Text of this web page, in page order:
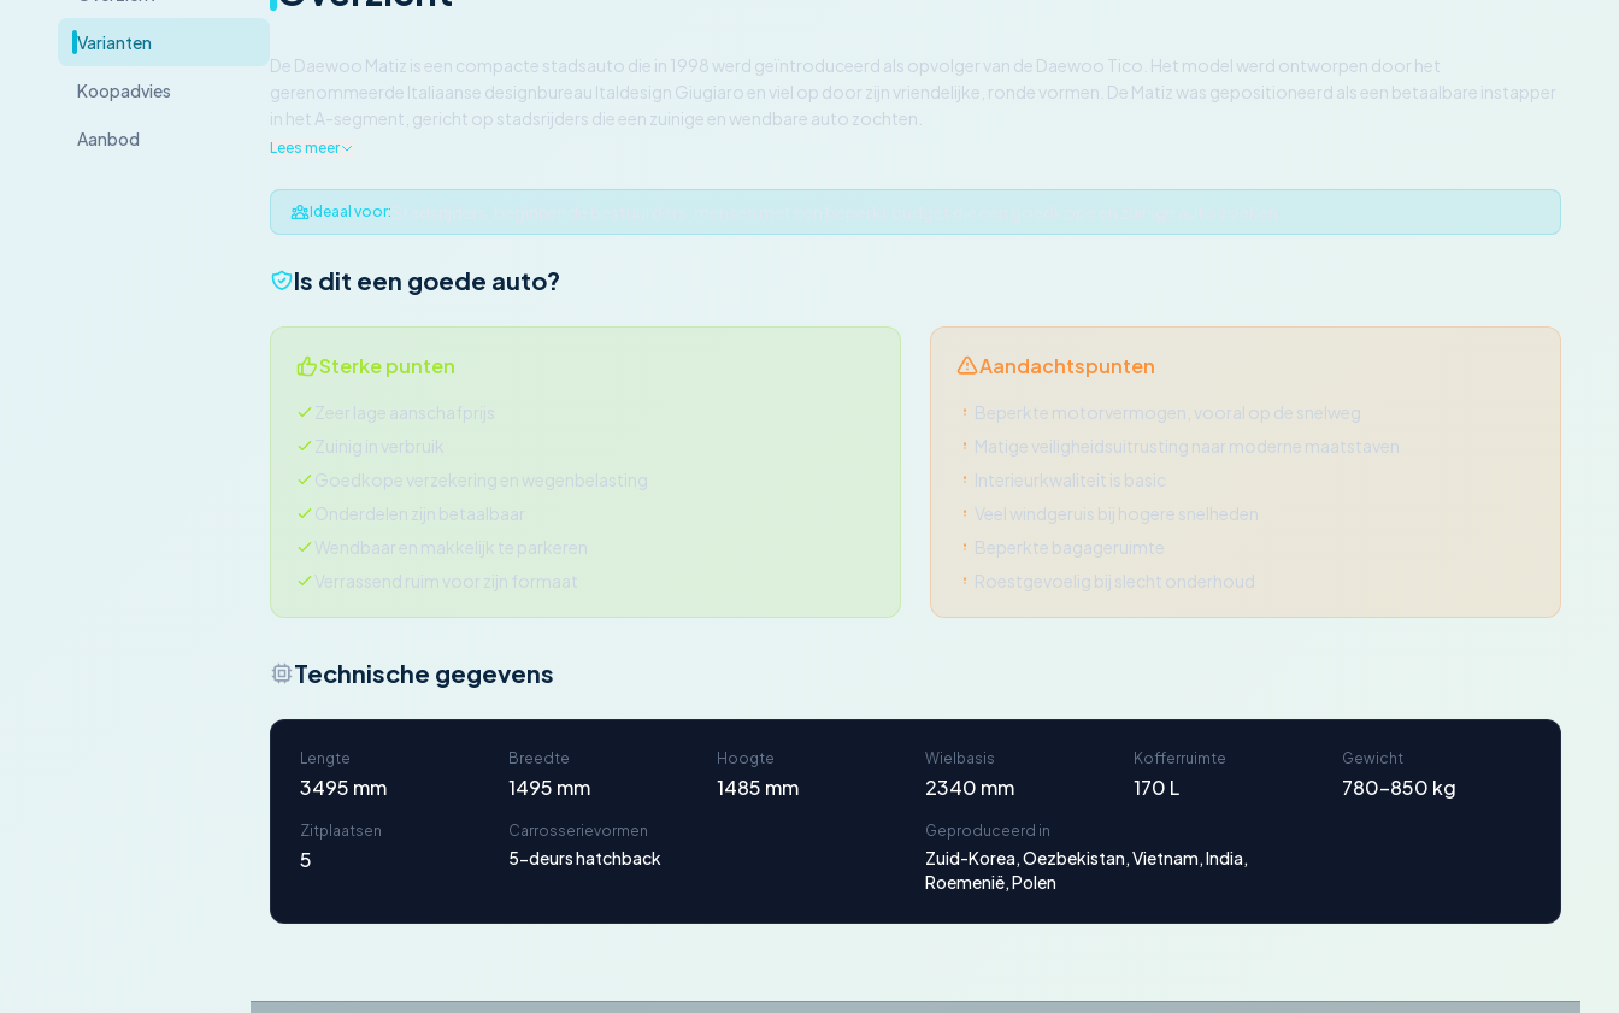
Varianten
Koopadvies
Aanbod
De Daewoo Matiz is een compacte stadsauto die in 1998 werd geïntroduceerd als opvolger van de Daewoo Tico. Het model werd ontworpen door het
gerenommeerde Italiaanse designbureau Italdesign Giugiaro en viel op door zijn vriendelijke, ronde vormen. De Matiz was gepositioneerd als een betaalbare instapper
in het A-segment, gericht op stadsrijders die een zuinige en wendbare auto zochten.
Lees meer
Ideaal voor:
Is dit een goede auto?
Sterke punten
Zeer lage aanschafprijs
Zuinig in verbruik
Goedkope verzekering en wegenbelasting
Onderdelen zijn betaalbaar
Wendbaar en makkelijk te parkeren
Verrassend ruim voor zijn formaat
Aandachtspunten
Beperkte motorvermogen, vooral op de snelweg
Matige veiligheidsuitrusting naar moderne maatstaven
Interieurkwaliteit is basic
Veel windgeruis bij hogere snelheden
Beperkte bagageruimte
Roestgevoelig bij slecht onderhoud
Technische gegevens
Lengte
3495 mm
Breedte
1495 mm
Hoogte
1485 mm
Wielbasis
2340 mm
Kofferruimte
170 L
Gewicht
780-850 kg
Zitplaatsen
5
Carrosserievormen
5-deurs hatchback
Geproduceerd in
Zuid-Korea, Oezbekistan, Vietnam, India,
Roemenië, Polen